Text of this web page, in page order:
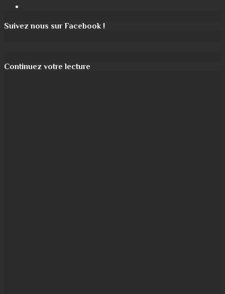
Suivez nous sur Facebook !
Continuez votre lecture